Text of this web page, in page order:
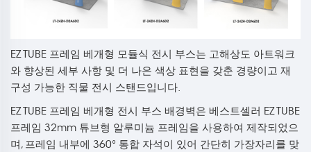
EZ TUBE 프레임 베개형 모듈식 전시 부스는 고해상도 아트워크
와 향상된 세부 사항 및 더 나은 색상 표현을 갖춘 경량이고 재
구성 가능한 직물 전시 스탠드입니다.
EZ TUBE 프레임 베개형 전시 부스 배경벽은 베스트셀러 EZ TUBE
프레임 32mm 튜브형 알루미늄 프레임을 사용하여 제작되었으
며, 프레임 내부에 360° 통합 자석이 있어 간단히 가장자리를 맞